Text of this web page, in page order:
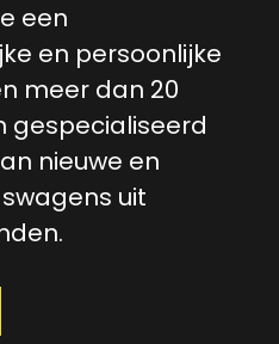
een
en persoonlijke
meer dan 20
gespecialiseerd
nieuwe en
uit